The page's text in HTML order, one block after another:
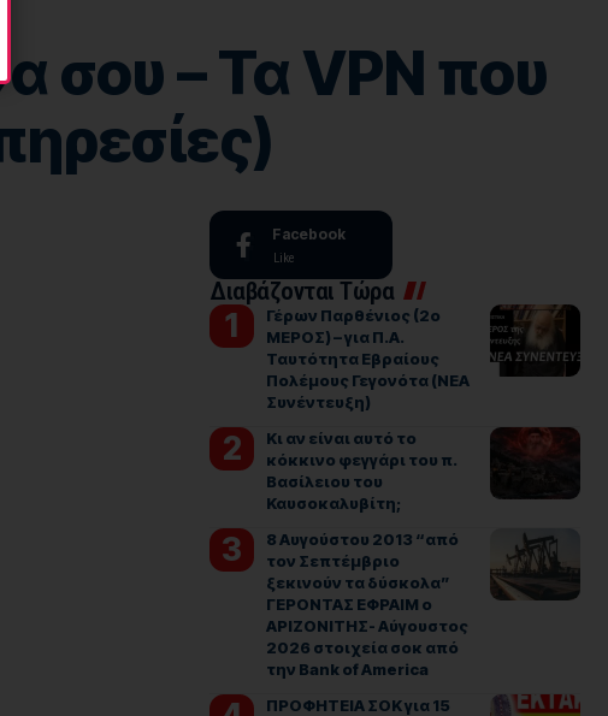
σου – Τα VPN που
Facebook
Like
Διαβάζονται Τώρα
Γέρων Παρθένιος (2ο
ΜΕΡΟΣ) – για Π.Α.
Ταυτότητα Εβραίους
Πολέμους Γεγονότα (ΝΕΑ
Συνέντευξη)
Κι αν είναι αυτό το
κόκκινο φεγγάρι του π.
Βασίλειου του
Καυσοκαλυβίτη;
8 Αυγούστου 2013 “από
τον Σεπτέμβριο
ξεκινούν τα δύσκολα”
ΓΕΡΟΝΤΑΣ ΕΦΡΑΙΜ ο
ΑΡΙΖΟΝΙΤΗΣ- Αύγουστος
2026 στοιχεία σοκ από
την Bank of America
ΠΡΟΦΗΤΕΙΑ ΣΟΚ για 15